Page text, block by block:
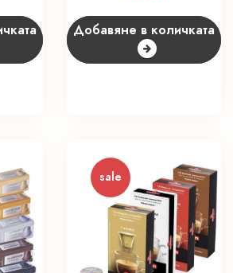
6,98 €
(13.65
лв.).
21,53 €
(42.11
лв.).
Добавяне в количката
sale